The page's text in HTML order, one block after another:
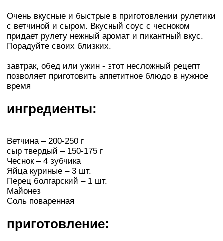
Очень вкусные и быстрые в приготовлении рулетики
с ветчиной и сыром. Вкусный соус с чесноком
придает рулету нежный аромат и пикантный вкус.
Порадуйте своих близких.
завтрак, обед или ужин - этот несложный рецепт
позволяет приготовить аппетитное блюдо в нужное
время
ингредиенты:
Ветчина – 200-250 г
сыр твердый – 150-175 г
Чеснок – 4 зубчика
Яйца куриные – 3 шт.
Перец болгарский – 1 шт.
Майонез
Соль поваренная
приготовление: